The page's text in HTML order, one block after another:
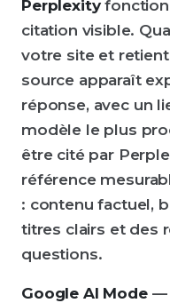
Perplexity
citation visible.
votre site et
source apparaît
réponse, avec un
modèle le plus
être cité par
référence
: contenu factuel,
titres clairs et des
questions.
Google AI Mode—